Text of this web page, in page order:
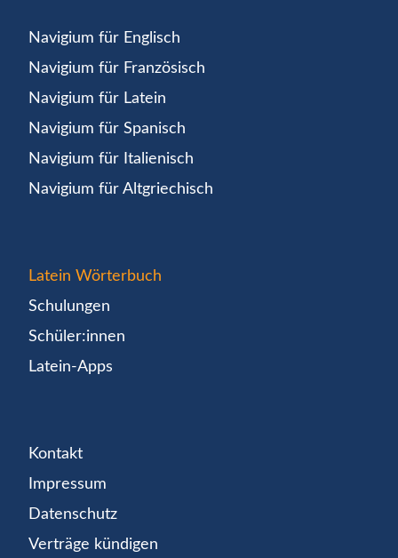
Navigium für Englisch
Navigium für Französisch
Navigium für Latein
Navigium für Spanisch
Navigium für Italienisch
Navigium für Altgriechisch
Latein Wörterbuch
Schulungen
Schüler:innen
Latein-Apps
Kontakt
Impressum
Datenschutz
Verträge kündigen